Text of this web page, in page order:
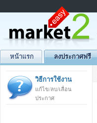
หน้าแรก ลงประกาศฟรี
วิธีการใช้งาน
แก้ไข/ลบ/เลื่อน
ประกาศ